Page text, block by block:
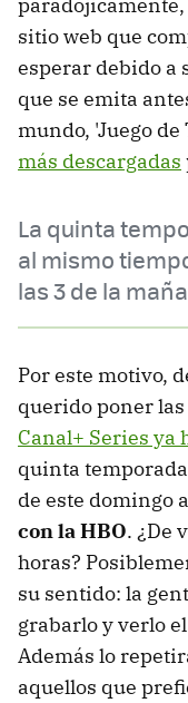
sitio web que
esperar debido a
que se emita
mundo, 'Juego
más descargadas
La quinta
al mismo
las 3 de la
Por este motivo,
querido poner las
Canal+ Series ya
quinta
de este domingo
con la HBO. ¿De
horas?
su sentido: la
grabarlo y verlo
Además lo
aquellos que